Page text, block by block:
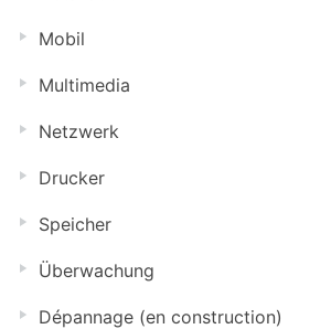
Mobil
Multimedia
Netzwerk
Drucker
Speicher
Überwachung
Dépannage (en construction)